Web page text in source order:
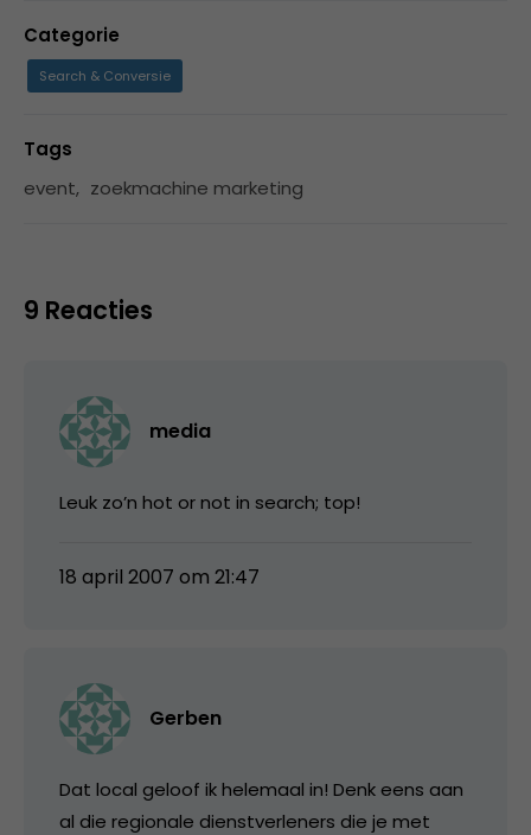
Categorie
Search & Conversie
Tags
event, zoekmachine marketing
9 Reacties
media
Leuk zo’n hot or not in search; top!
18 april 2007 om 21:47
Gerben
Dat local geloof ik helemaal in! Denk eens aan
al die regionale dienstverleners die je met